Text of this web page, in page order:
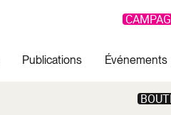
Publications Événements